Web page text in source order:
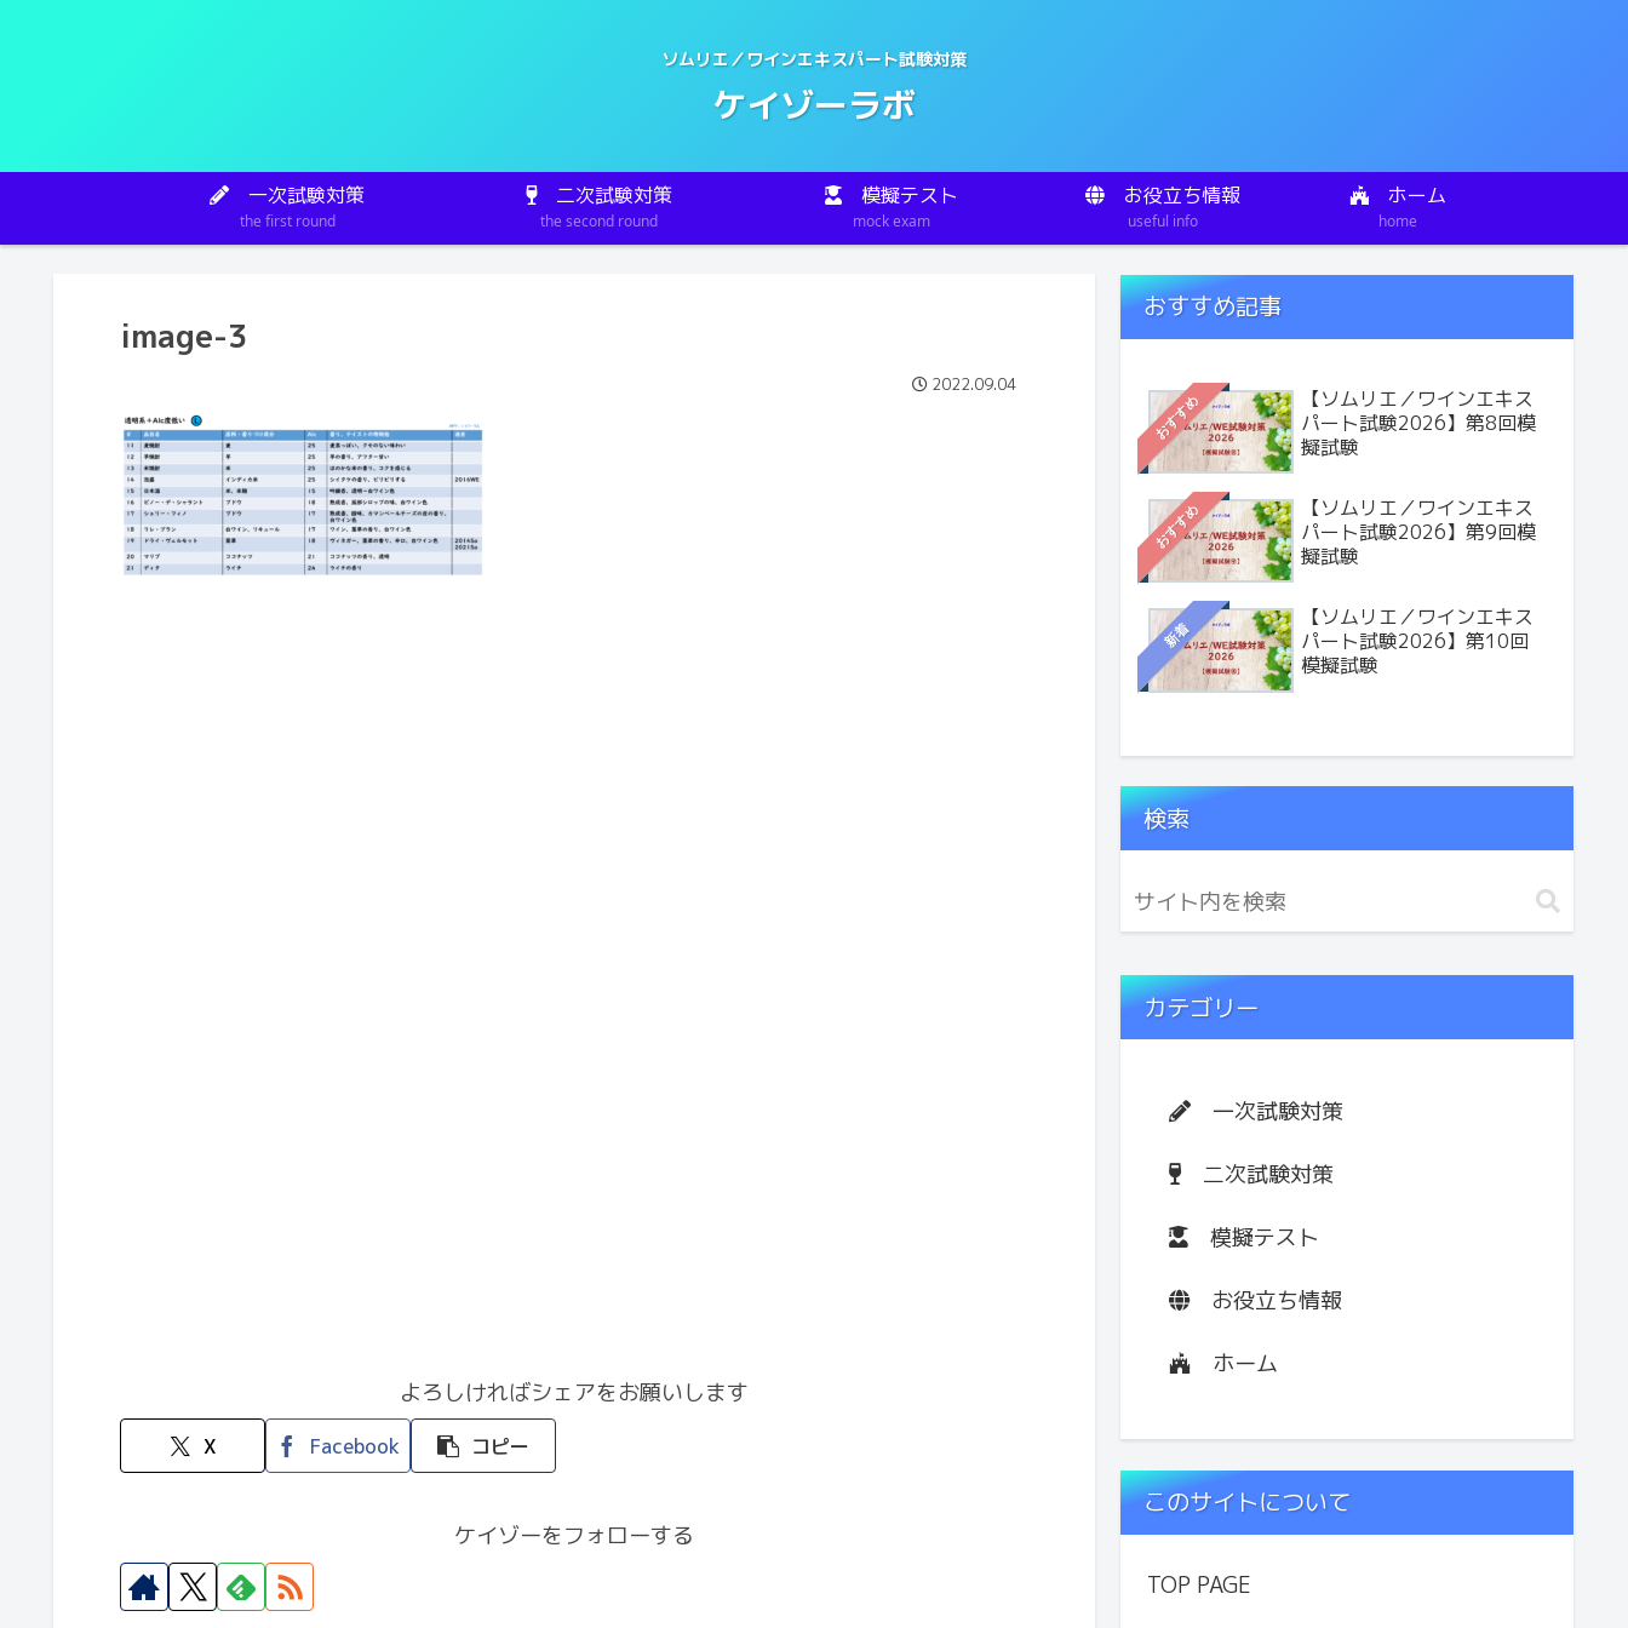
ソムリエ／ワインエキスパート試験対策
ケイゾーラボ
一次試験対策
the first round
二次試験対策
the second round
模擬テスト
mock exam
お役立ち情報
useful info
ホーム
home
image-3
2022.09.04
よろしければシェアをお願いします
X Facebook コピー
ケイゾーをフォローする
おすすめ記事
おすすめ
【ソムリエ／ワインエキス
パート試験2026】第8回模
擬試験
おすすめ
【ソムリエ／ワインエキス
パート試験2026】第9回模
擬試験
新着
【ソムリエ／ワインエキス
パート試験2026】第10回
模擬試験
検索
カテゴリー
一次試験対策
二次試験対策
模擬テスト
お役立ち情報
ホーム
このサイトについて
TOP PAGE